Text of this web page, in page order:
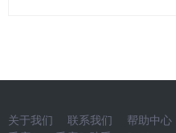
关于我们 联系我们 帮助中心